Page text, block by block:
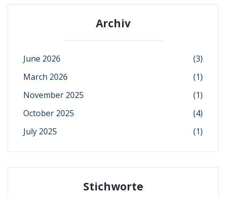
Archiv
June 2026
(3)
March 2026
(1)
November 2025
(1)
October 2025
(4)
July 2025
(1)
Stichworte